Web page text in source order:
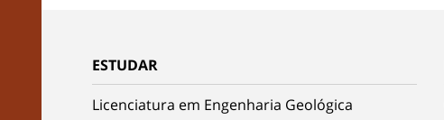
ESTUDAR
Licenciatura em Engenharia Geológica